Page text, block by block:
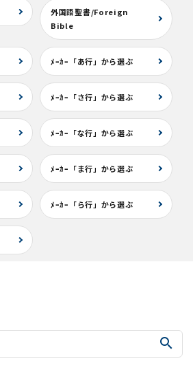
外国語聖書/Foreign
Bible
ﾒｰｶｰ「あ行」から選ぶ
ﾒｰｶｰ「さ行」から選ぶ
ﾒｰｶｰ「な行」から選ぶ
ﾒｰｶｰ「ま行」から選ぶ
ﾒｰｶｰ「ら行」から選ぶ
search